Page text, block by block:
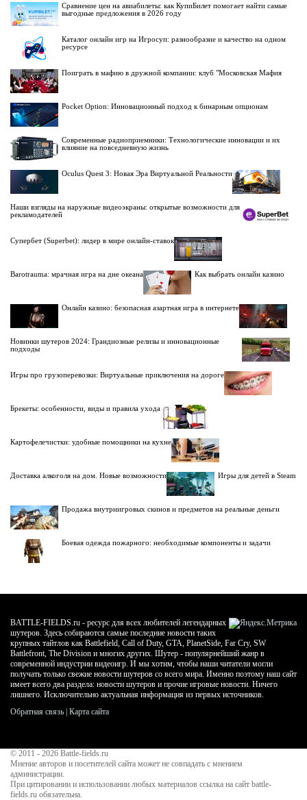
Сравнение цен на авиабилеты: как КупиБилет помогает найти самые
выгодные предложения в 2026 году
Каталог онлайн игр на Игросуп: разнообразие и качество на одном
ресурсе
Поиграть в мафию в дружной компании: клуб "Московская Мафия
Pocket Option: Инновационный подход к бинарным опционам
Современные радиоприемники: Технологические инновации и их
влияние на повседневную жизнь
Oculus Quest 3: Новая Эра Виртуальной Реальности
Наши взгляды на наружные видеоэкраны: открытые возможности для
рекламодателей
Супербет (Superbet): лидер в мире онлайн-ставок
Barotrauma: мрачная игра на дне океана Как выбрать онлайн казино
Онлайн казино: безопасная азартная игра в интернете
Новинки шутеров 2024: Грандиозные релизы и инновационные
подходы
Игры про грузоперевозки: Виртуальные приключения на дороге
Брекеты: особенности, виды и правила ухода
Картофелечистки: удобные помощники на кухне
Доставка алкоголя на дом. Новые возможности Игры для детей в Steam
Продажа внутриигровых скинов и предметов на реальные деньги
Боевая одежда пожарного: необходимые компоненты и задачи
BATTLE-FIELDS.ru - ресурс для всех любителей легендарных
шутеров. Здесь собираются самые последние новости таких
крупных тайтлов как Battlefield, Call of Duty, GTA, PlanetSide, Far Cry, SW
Battlefront, The Division и многих других. Шутер - популярнейший жанр в
современной индустрии видеоигр. И мы хотим, чтобы наши читатели могли
получать только свежие новости шутеров со всего мира. Именно поэтому наш сайт
имеет всего два раздела: новости шутеров и прочие игровые новости. Ничего
лишнего. Исключительно актуальная информация из первых источников.
Обратная связь | Карта сайта
© 2011 - 2026 Battle-fields.ru
Мнение авторов и посетителей сайта может не совпадать с мнением
администрации.
При цитировании и использовании любых материалов ссылка на сайт battle-
fields.ru обязательна.